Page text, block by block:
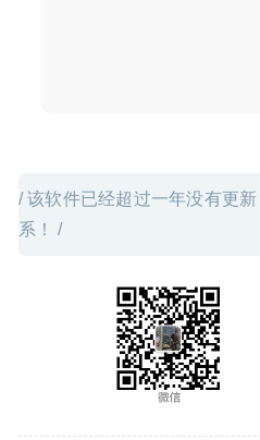
/ 该软件已经超过一年没有更
系！ /